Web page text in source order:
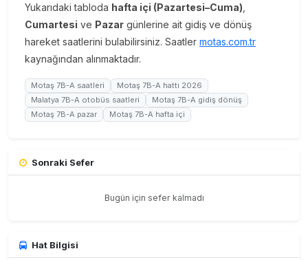
Yukarıdaki tabloda hafta içi (Pazartesi–Cuma)
Cumartesi ve Pazar günlerine ait gidiş ve dönüş
hareket saatlerini bulabilirsiniz. Saatler motas.com.tr
kaynağından alınmaktadır.
Motaş 7B-A saatleri
Motaş 7B-A hattı 2026
Malatya 7B-A otobüs saatleri
Motaş 7B-A gidiş dönüş
Motaş 7B-A pazar
Motaş 7B-A hafta içi
Sonraki Sefer
Bugün için sefer kalmadı
Hat Bilgisi